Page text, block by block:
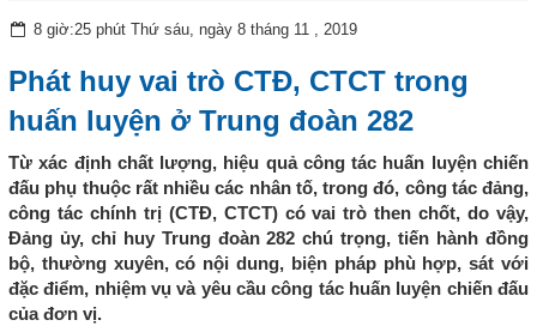
8 giờ:25 phút Thứ sáu, ngày 8 tháng 11 , 2019
Phát huy vai trò CTĐ, CTCT trong
huấn luyện ở Trung đoàn 282
Từ xác định chất lượng, hiệu quả công tác huấn luyện chiến
đấu phụ thuộc rất nhiều các nhân tố, trong đó, công tác đảng,
công tác chính trị (CTĐ, CTCT) có vai trò then chốt, do vậy,
Đảng ủy, chỉ huy Trung đoàn 282 chú trọng, tiến hành đồng
bộ, thường xuyên, có nội dung, biện pháp phù hợp, sát với
đặc điểm, nhiệm vụ và yêu cầu công tác huấn luyện chiến đấu
của đơn vị.